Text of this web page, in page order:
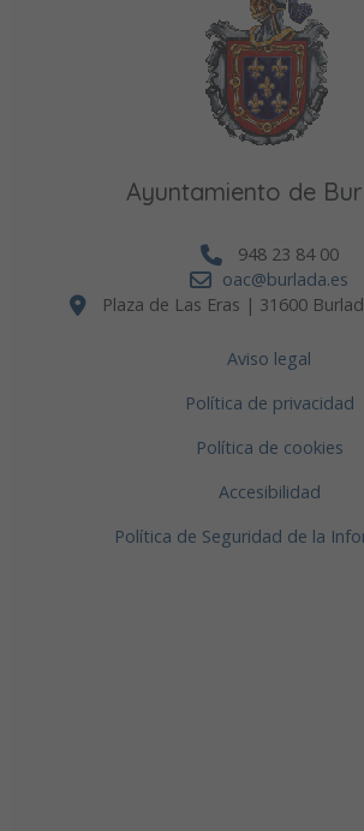
Ayuntamiento de
948 23 84 00
oac@burlada.es
Plaza de Las Eras | 31600
Aviso legal
Política de privacidad
Política de cookies
Accesibilidad
Política de Seguridad de la